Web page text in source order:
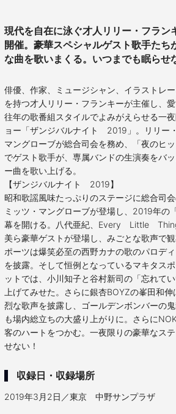
現代を自在に泳ぐ才人リリー・フラン
開催。豪華スペシャルゲスト歌手たち
な曲を歌いまくる。いつまでも眠らせ
俳優、作家、ミュージシャン、イラストレ
を持つ才人リリー・フランキーが主催し、
往年の歌番組スタイルでよみがえらせる一
ョー「ザンジバルナイト 2019」。リリー
マングローブが総合司会を務め、「夜のヒ
でゲスト歌手が、専属バンドの生演奏をバ
ー曲を歌い上げる。
【ザンジバルナイト 2019】
昭和歌謡風味たっぷりのステージに総合司
ミッツ・マングローブが登場し、2019年の
幕を開ける。八代亜紀、Every Little
美ら豪華ゲストが登場し、みごとな歌声で
ポーツは爆笑必至の西野カナの歌のパロデ
を披露。そして恒例となっているマキタス
ットでは、小川知子と谷村新司の「忘れて
上げてみせた。さらに銀杏BOYZの峯田和
烈な歌声を披露し、ゴールデンボンバーの
も場内総立ちの大盛り上がりに。さらに
客のハートをつかむ。一夜限りの豪華なス
せない！
収録日・収録場所
2019年3月2日／東京 中野サンプラザ